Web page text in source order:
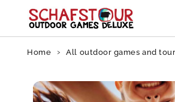
Skip to content
Home All outdoor games and
product